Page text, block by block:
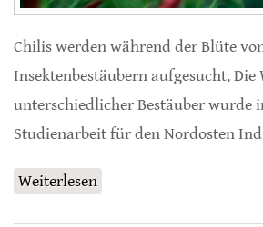
Chilis werden während der Blüte
Insektenbestäubern aufgesucht.
unterschiedlicher Bestäuber wurde
Studienarbeit für den Nordosten
Weiterlesen